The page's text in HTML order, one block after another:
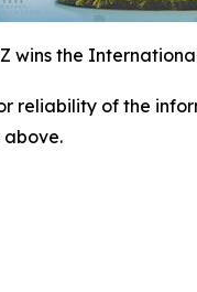
wins the
reliability of the